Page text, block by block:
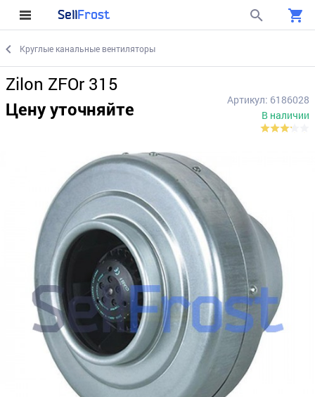
SellFrost
Круглые канальные вентиляторы
Zilon ZFOr 315
Цену уточняйте
Артикул: 6186028
В наличии